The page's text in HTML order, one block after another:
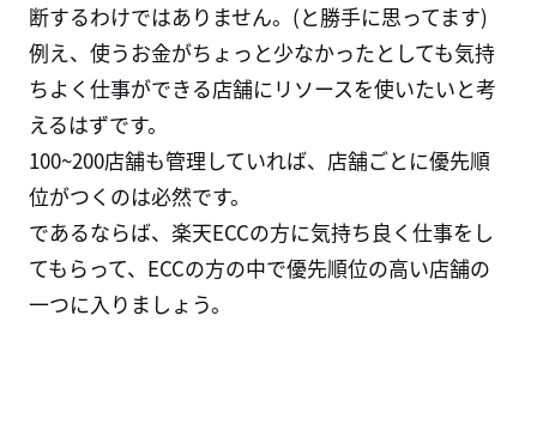
断するわけではありません。(と勝手に思ってます)
例え、使うお金がちょっと少なかったとしても気持
ちよく仕事ができる店舗にリソースを使いたいと考
えるはずです。
100~200店舗も管理していれば、店舗ごとに優先順
位がつくのは必然です。
であるならば、楽天ECCの方に気持ち良く仕事をし
てもらって、ECCの方の中で優先順位の高い店舗の
一つに入りましょう。